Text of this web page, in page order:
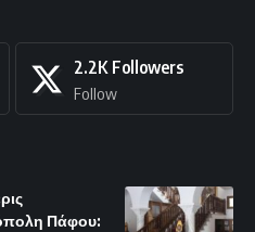
2.2K Followers
Follow
Πάφου: